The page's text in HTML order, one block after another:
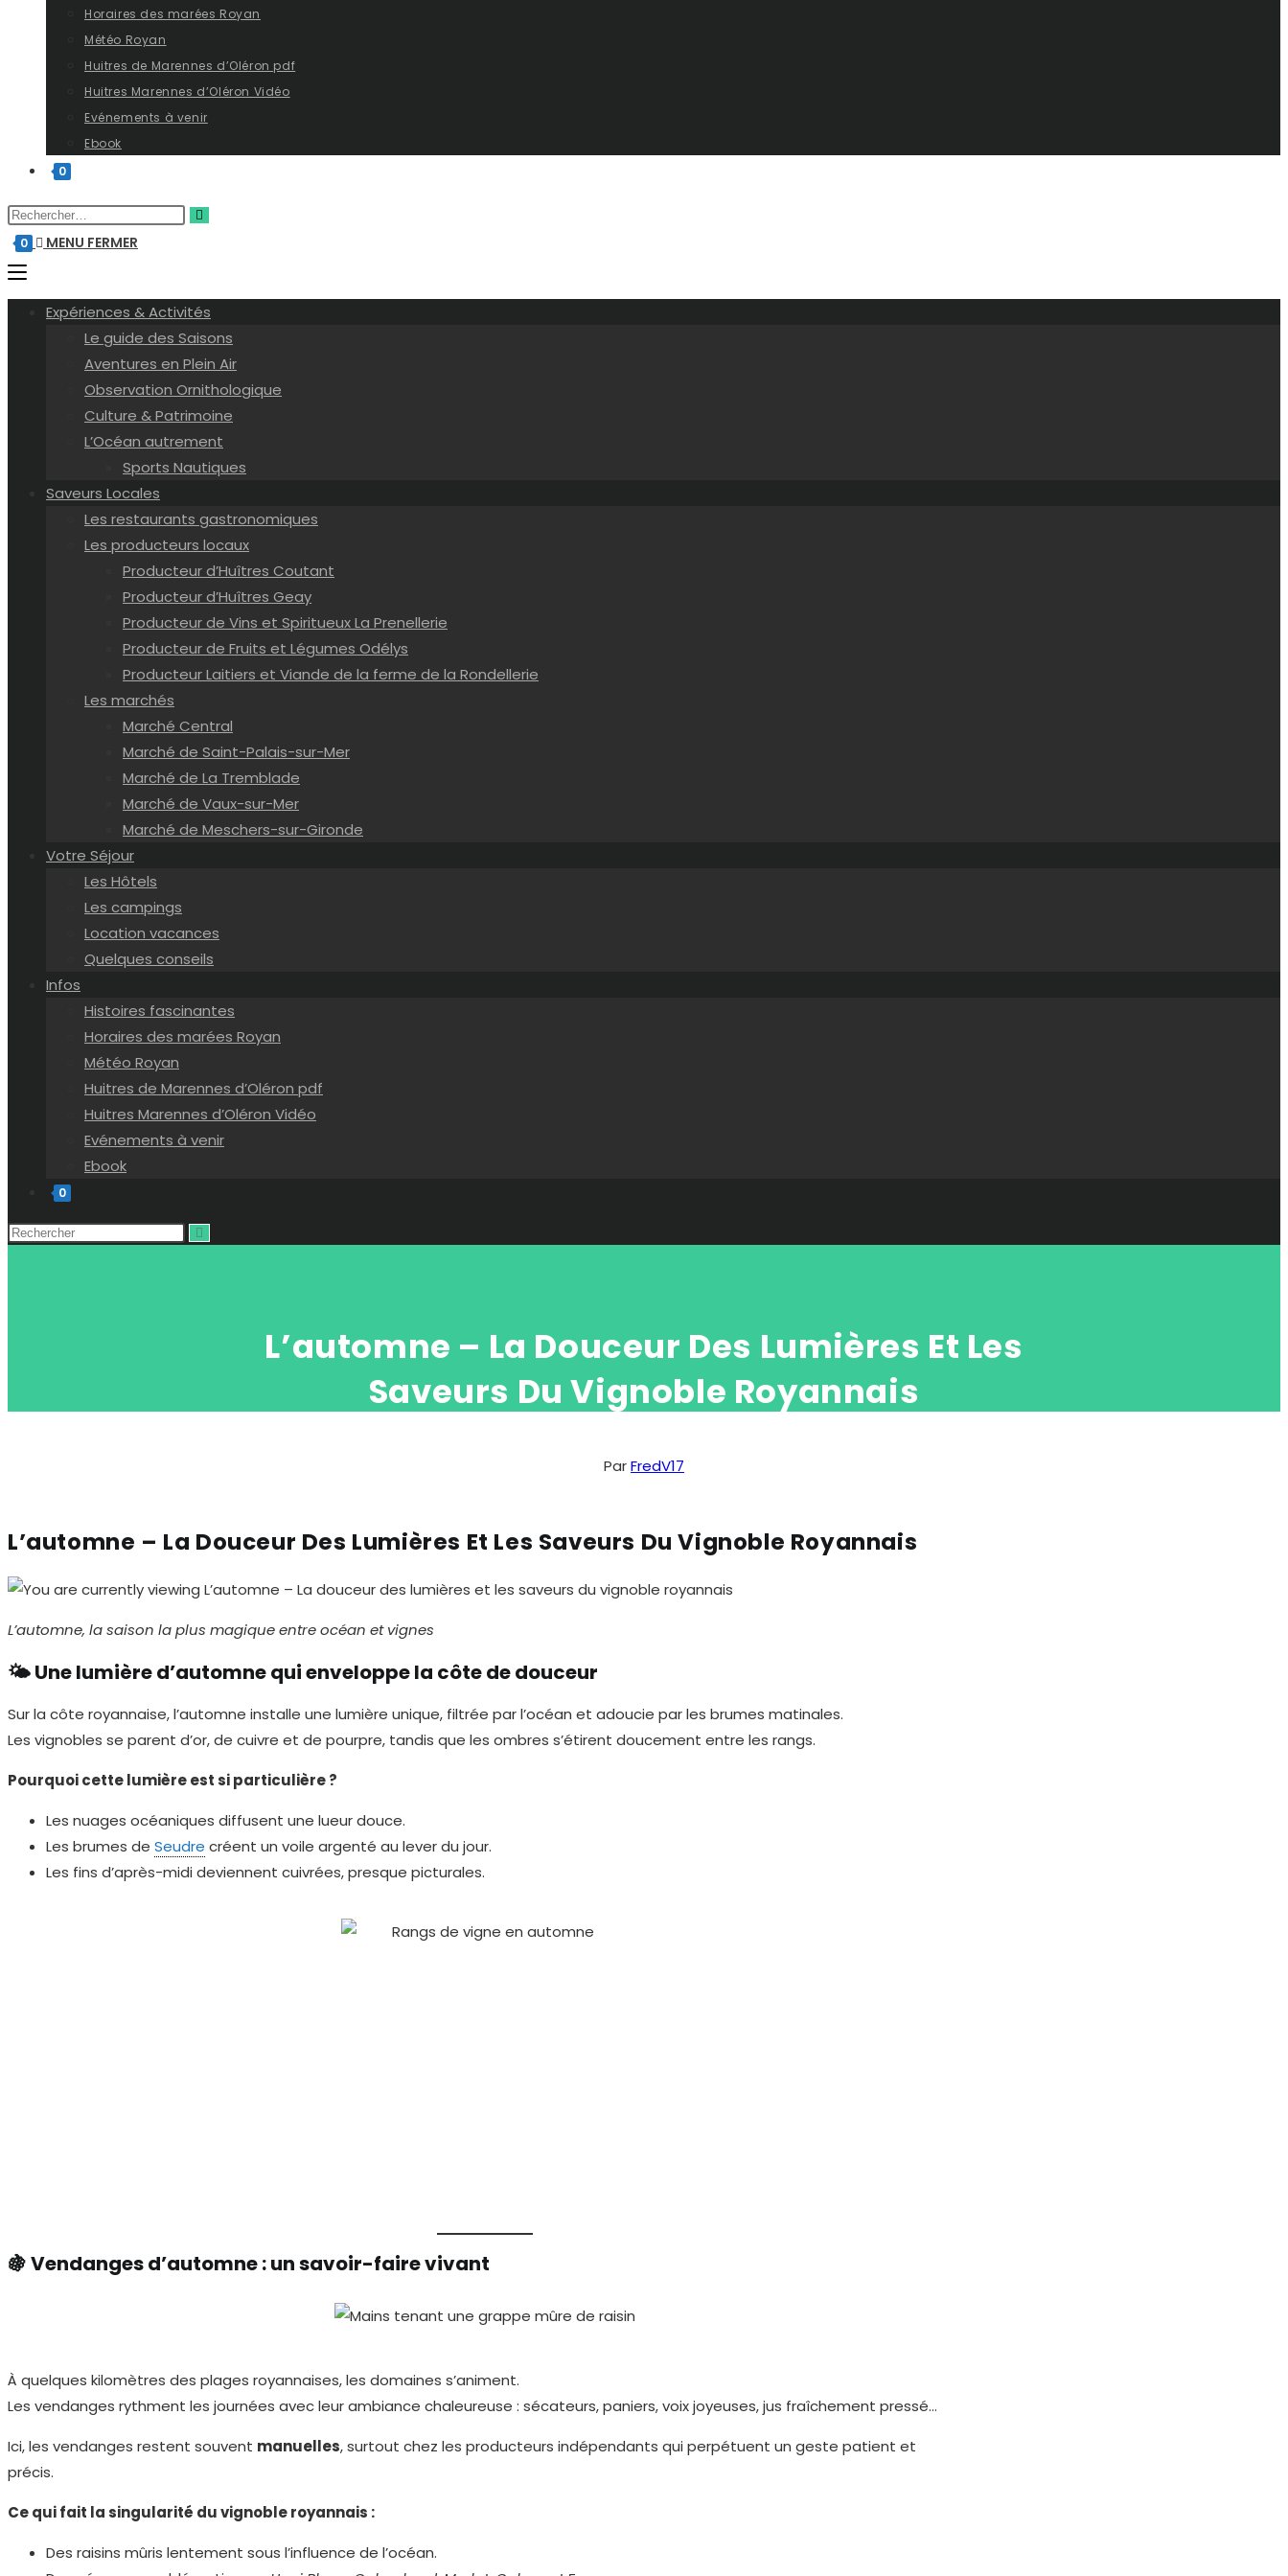
Horaires des marées Royan
Météo Royan
Huitres de Marennes d’Oléron pdf
Huitres Marennes d’Oléron Vidéo
Evénements à venir
Ebook
0
0 MENU FERMER
Expériences & Activités
Le guide des Saisons
Aventures en Plein Air
Observation Ornithologique
Culture & Patrimoine
L’Océan autrement
Sports Nautiques
Saveurs Locales
Les restaurants gastronomiques
Les producteurs locaux
Producteur d’Huîtres Coutant
Producteur d’Huîtres Geay
Producteur de Vins et Spiritueux La Prenellerie
Producteur de Fruits et Légumes Odélys
Producteur Laitiers et Viande de la ferme de la Rondellerie
Les marchés
Marché Central
Marché de Saint-Palais-sur-Mer
Marché de La Tremblade
Marché de Vaux-sur-Mer
Marché de Meschers-sur-Gironde
Votre Séjour
Les Hôtels
Les campings
Location vacances
Quelques conseils
Infos
Histoires fascinantes
Horaires des marées Royan
Météo Royan
Huitres de Marennes d’Oléron pdf
Huitres Marennes d’Oléron Vidéo
Evénements à venir
Ebook
0
L’automne – La Douceur Des Lumières Et Les
Saveurs Du Vignoble Royannais
ParFredV17
L’automne – La Douceur Des Lumières Et Les Saveurs Du Vignoble Royannais
L’automne, la saison la plus magique entre océan et vignes
🌤️ Une lumière d’automne qui enveloppe la côte de douceur
Sur la côte royannaise, l’automne installe une lumière unique, filtrée par l’océan et adoucie par les brumes matinales.
Les vignobles se parent d’or, de cuivre et de pourpre, tandis que les ombres s’étirent doucement entre les rangs.
Pourquoi cette lumière est si particulière ?
Les nuages océaniques diffusent une lueur douce.
Les brumes de Seudre créent un voile argenté au lever du jour.
Les fins d’après-midi deviennent cuivrées, presque picturales.
🍇 Vendanges d’automne : un savoir-faire vivant
À quelques kilomètres des plages royannaises, les domaines s’animent.
Les vendanges rythment les journées avec leur ambiance chaleureuse : sécateurs, paniers, voix joyeuses, jus fraîchement pressé…
Ici, les vendanges restent souvent manuelles, surtout chez les producteurs indépendants qui perpétuent un geste patient et
précis.
Ce qui fait la singularité du vignoble royannais :
Des raisins mûris lentement sous l’influence de l’océan.